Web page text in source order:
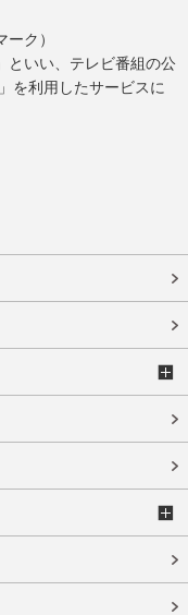
ク）
といい、テレビ番組の公
を利用したサービスに